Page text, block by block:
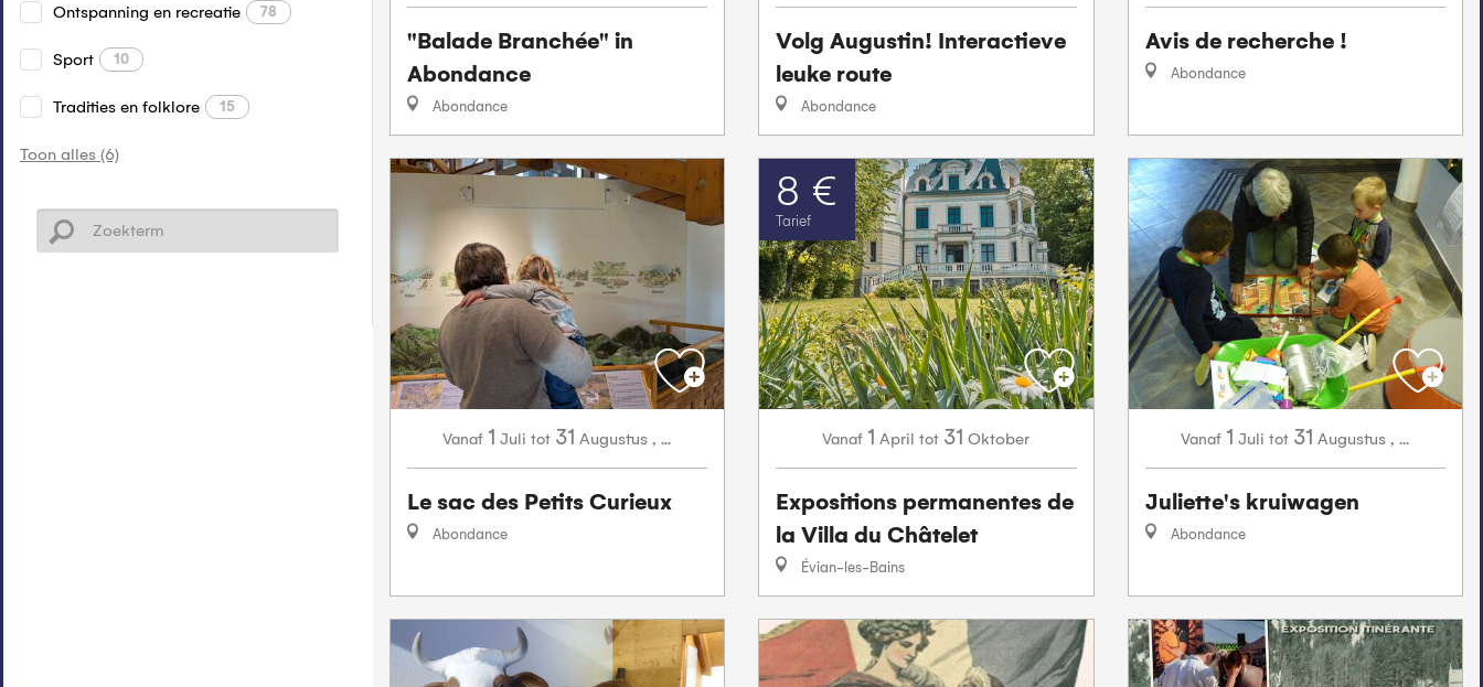
Ontspanning en recreatie 78
Sport 10
Tradities en folklore 15
Toon alles (6)
"Balade Branchée" in
Abondance
Abondance
Volg Augustin! Interactieve
leuke route
Abondance
Avis de recherche !
Abondance
Vanaf 1 Juli tot 31 Augustus ,...
Le sac des Petits Curieux
Abondance
8 €
Tarief
Vanaf 1 April tot 31 Oktober
Expositions permanentes de
la Villa du Châtelet
Évian-les-Bains
Vanaf 1 Juli tot 31 Augustus ,...
Juliette's kruiwagen
Abondance